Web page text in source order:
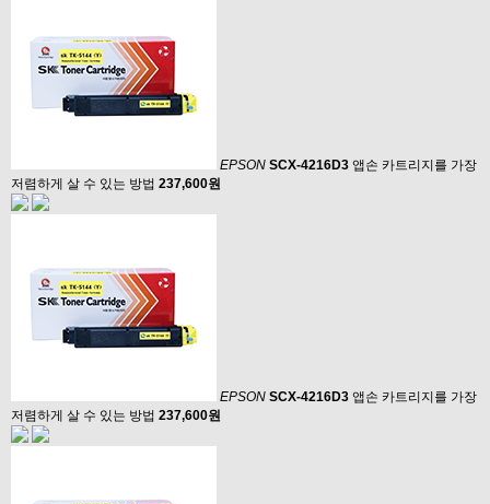
EPSON SCX-4216D3 앱손 카트리지를 가장
저렴하게 살 수 있는 방법 237,600원
EPSON SCX-4216D3 앱손 카트리지를 가장
저렴하게 살 수 있는 방법 237,600원